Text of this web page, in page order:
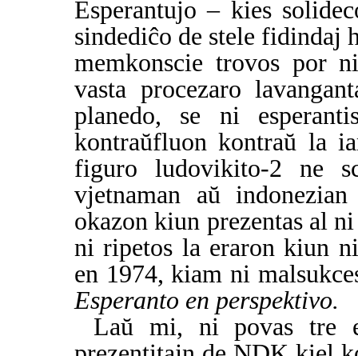
Esperantujo – kies
sindediĉo de stele fidindaj
memkonscie trovos por
vasta procezaro
planedo, se ni
kontraŭfluon kontraŭ la
figuro ludovikito-2 ne
vjetnaman aŭ
okazon kiun prezentas al
ni ripetos la eraron kiun
en 1974, kiam ni
Esperanto en perspektivo.
Laŭ mi, ni povas tre